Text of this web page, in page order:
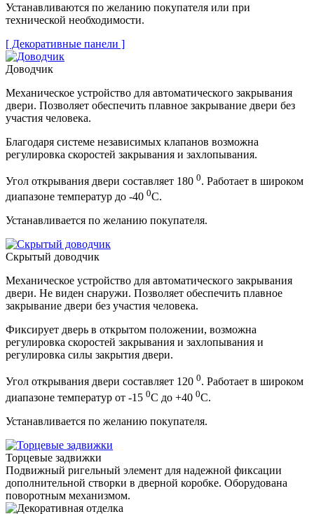
Устанавливаются по желанию покупателя или при
технической необходимости.
[ Декоративные панели ]
Доводчик
Механическое устройство для автоматического закрывания
двери. Позволяет обеспечить плавное закрывание двери без
участия человека.
Благодаря системе независимых клапанов возможна
регулировка скоростей закрывания и захлопывания.
Угол открывания двери составляет 180 0. Работает в широком
диапазоне температур до -40 0С.
Устанавливается по желанию покупателя.
Скрытый доводчик
Механическое устройство для автоматического закрывания
двери. Не виден снаружи. Позволяет обеспечить плавное
закрывание двери без участия человека.
Фиксирует дверь в открытом положении, возможна
регулировка скоростей закрывания и захлопывания и
регулировка силы закрытия двери.
Угол открывания двери составляет 120 0. Работает в широком
диапазоне температур от -15 0С до +40 0С.
Устанавливается по желанию покупателя.
Торцевые задвижки
Подвижный ригельный элемент для надежной фиксации
дополнительной створки в дверной коробке. Оборудована
поворотным механизмом.